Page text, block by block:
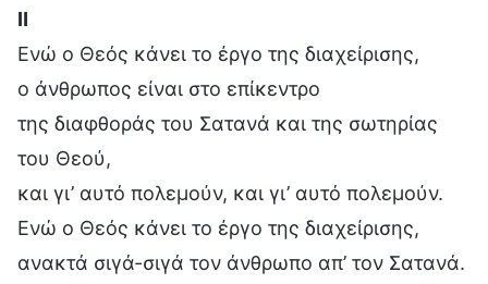
Ⅱ
Ενώ ο Θεός κάνει το έργο της διαχείρισης,
ο άνθρωπος είναι στο επίκεντρο
της διαφθοράς του Σατανά και της σωτηρίας
του Θεού,
και γι’ αυτό πολεμούν, και γι’ αυτό πολεμούν.
Ενώ ο Θεός κάνει το έργο της διαχείρισης,
ανακτά σιγά-σιγά τον άνθρωπο απ’ τον Σατανά.